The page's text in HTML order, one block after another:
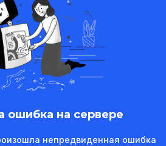
ошибка на сервере
непредвиденная ошибка